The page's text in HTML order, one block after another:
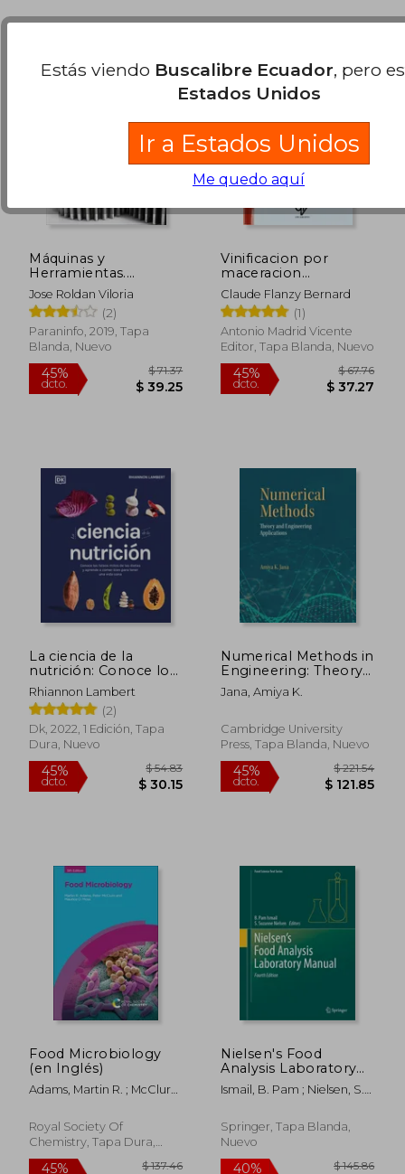
40%
dcto. $ 40.73
45%
dcto. $
Máquinas y
Herramientas.
Procesos y Cálculos
Mecánicos
Jose Roldan Viloria
(2)
Paraninfo, 2019, Tapa
Blanda, Nuevo
Vinificacion por
maceracion
carbonica, la
Claude Flanzy Bernard
(1)
Antonio Madrid Vicente
Editor, Tapa Blanda, Nuevo
La ciencia de la
nutrición: Conoce los
falsos mitos de las
dietas y aprende a
comer bien para
tener una vida
Rhiannon Lambert
(2)
Dk, 2022, 1 Edición, Tapa
Dura, Nuevo
Numerical Methods in
Engineering: Theory
and Process
Applications (en
Jana, Amiya K.
Cambridge University
Press, Tapa Blanda, Nuevo
Food Microbiology
(en Inglés)
Adams, Martin R. ; McClure,
Royal Society Of
Chemistry, Tapa Dura,
Nuevo
Nielsen's Food
Analysis Laboratory
Manual (en Inglés)
Ismail, B. Pam ; Nielsen, S.
Springer, Tapa Blanda,
Nuevo
Estás viendo Buscalibre Ecuador, pero
Estados Unidos
Ir a Estados Unidos
Me quedo aquí